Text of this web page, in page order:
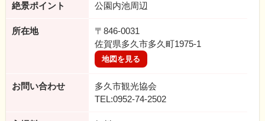
絶景ポイント 公園内池周辺
所在地
〒846-0031
佐賀県多久市多久町1975-1
地図を見る
お問い合わせ
多久市観光協会
TEL:0952-74-2502